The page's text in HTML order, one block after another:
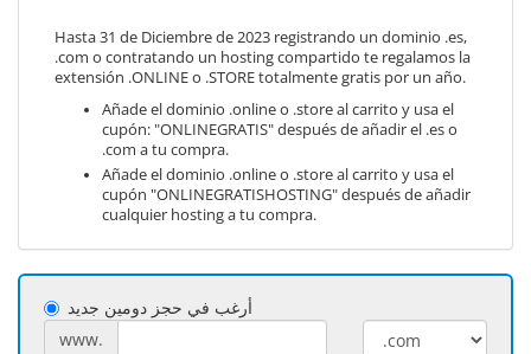
Hasta 31 de Diciembre de 2023 registrando un dominio .es,
.com o contratando un hosting compartido te regalamos la
extensión .ONLINE o .STORE totalmente gratis por un año.
Añade el dominio .online o .store al carrito y usa el
cupón: "ONLINEGRATIS" después de añadir el .es o
.com a tu compra.
Añade el dominio .online o .store al carrito y usa el
cupón "ONLINEGRATISHOSTING" después de añadir
cualquier hosting a tu compra.
أرغب في حجز دومين جديد
www.